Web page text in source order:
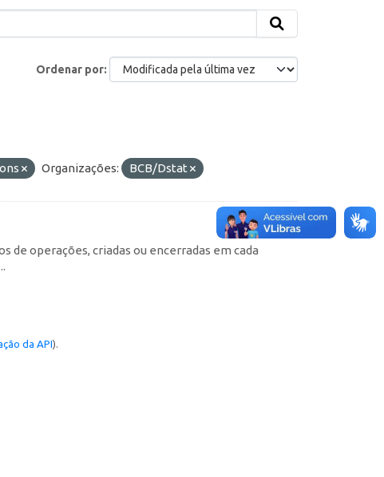
Ordenar por
Organizações: BCB/Dstat
operações, criadas ou encerradas em cada
da API).